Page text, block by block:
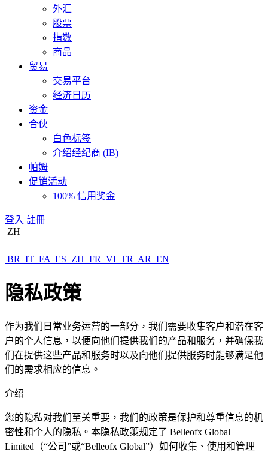
外汇
股票
指数
商品
贸易
交易平台
经济日历
资金
合伙
白色标签
介绍经纪商 (IB)
帕姆
促销活动
100% 信用奖金
登入 註冊
ZH
BR IT FA ES ZH FR VI TR AR EN
隐私政策
作为我们日常业务运营的一部分，我们需要收集客户和潜在客
户的个人信息，以便向他们提供我们的产品和服务，并确保我
们在提供这些产品和服务时以及向他们提供服务时能够满足他
们的需求相应的信息。
介绍
您的隐私对我们至关重要，我们的政策是保护和尊重信息的机
密性和个人的隐私。本隐私政策规定了 Belleofx Global
Limited（“公司”或“Belleofx Global”）如何收集、使用和管理